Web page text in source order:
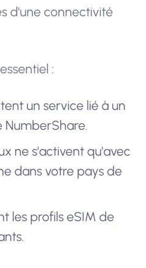
d'une connectivité
:
un service lié à un
ne s'activent qu'avec
dans votre pays de
les profils eSIM de